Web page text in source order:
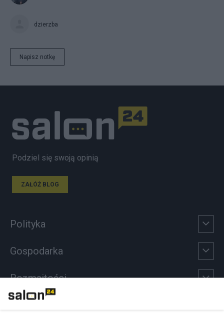
dzierzba
Napisz notkę
Podziel się swoją opinią
ZAŁÓŻ BLOG
Polityka
Gospodarka
Rozmaitości